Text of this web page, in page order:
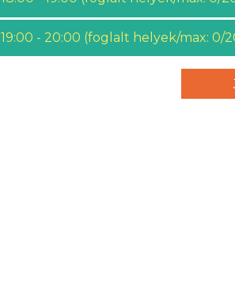
19:00 - 20:00 (foglalt helyek/max: 0/